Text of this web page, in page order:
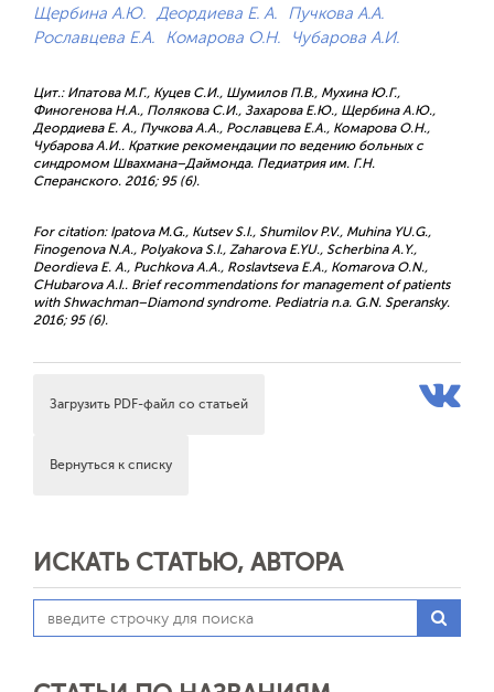
Щербина А.Ю. Деордиева Е. А.
Пучкова А.А.
Рославцева Е.А.
Комарова О.Н. Чубарова А.И.
Цит.: Ипатова М.Г., Куцев С.И., Шумилов П.В., Мухина Ю.Г.,
Финогенова Н.А., Полякова С.И., Захарова Е.Ю., Щербина А.Ю.,
Деордиева Е. А., Пучкова А.А., Рославцева Е.А., Комарова О.Н.,
Чубарова А.И.. Краткие рекомендации по ведению больных с
синдромом Швахмана–Даймонда. Педиатрия им. Г.Н.
Сперанского. 2016; 95 (6).
For citation: Ipatova M.G., Kutsev S.I., Shumilov P.V., Muhina YU.G.,
Finogenova N.A., Polyakova S.I., Zaharova E.YU., Scherbina А.Y.,
Deordieva E. A., Puchkova A.A., Roslavtseva E.A., Komarova O.N.,
CHubarova A.I.. Brief recommendations for management of patients
with Shwachman–Diamond syndrome. Pediatria n.a. G.N. Speransky.
2016; 95 (6).
Загрузить PDF-файл со статьей
Вернуться к списку
ИСКАТЬ СТАТЬЮ, АВТОРА